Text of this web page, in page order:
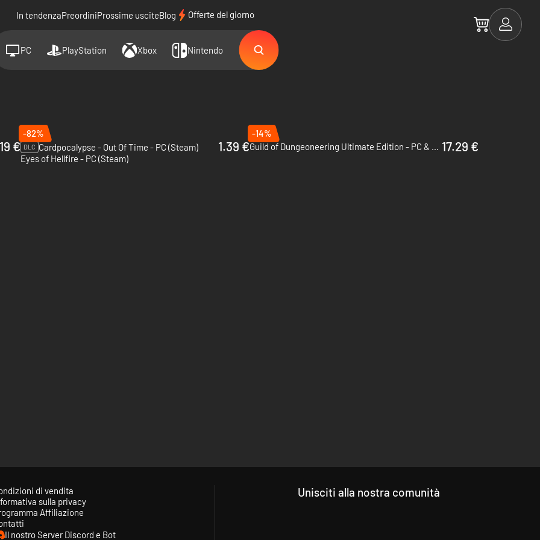
In tendenzaPreordiniProssime usciteBlog Offerte del giorno
PC PlayStation Xbox Nintendo
€
-82%
DLC Cardpocalypse - Out Of Time - PC (Steam) 1.39 €
-14%
Guild of Dungeoneering Ultimate Edition - PC & Mac (Steam) 17.29 €
Eyes of Hellfire - PC (Steam)
di vendita
sulla privacy
Affiliazione
Il nostro Server Discord e Bot
Unisciti alla nostra comunità